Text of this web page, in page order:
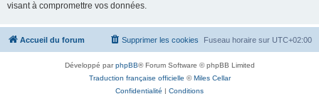
visant à compromettre vos données.
Accueil du forum Fuseau horaire sur UTC+02:00
Supprimer les cookies
Développé parphpBB® Forum Software © phpBB Limited
Traduction française officielle ©Miles Cellar
Confidentialité | Conditions